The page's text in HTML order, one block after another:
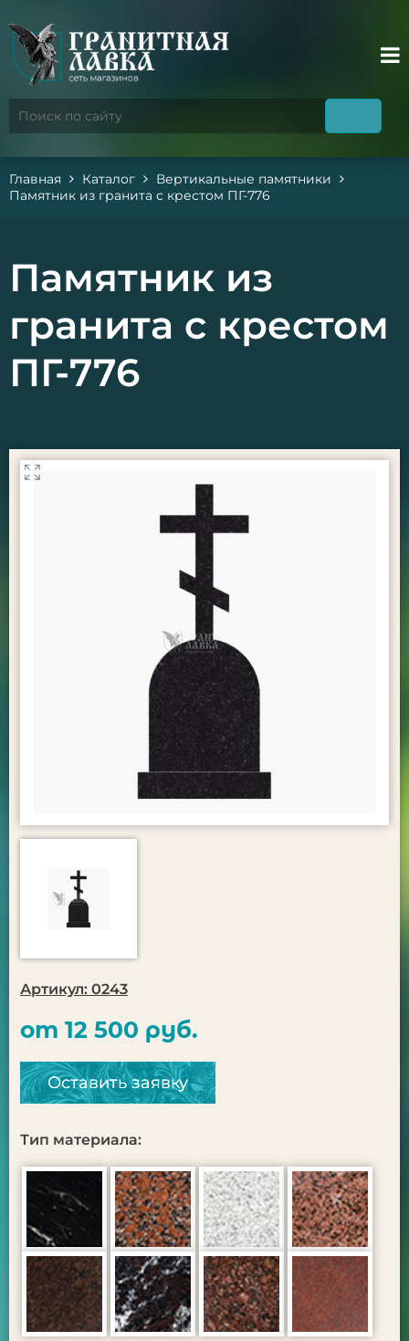
Главная Каталог
Вертикальные памятники
Памятник из гранита с крестом ПГ-776
Памятник из
гранита с крестом
ПГ-776
Артикул: 0243
от 12 500 руб.
Оставить заявку
Тип материала: